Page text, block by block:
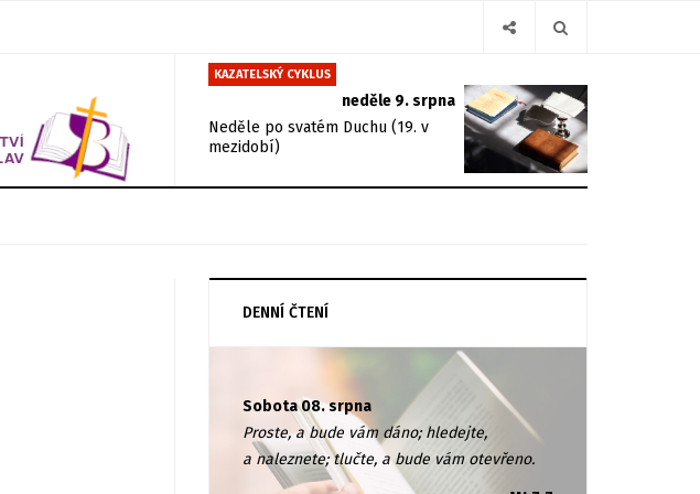
KAZATELSKÝ CYKLUS
neděle 9. srpna
Neděle po svatém Duchu (19. v
mezidobí)
DENNÍ ČTENÍ
Sobota 08. srpna
Proste, a bude vám dáno; hledejte,
a naleznete; tlučte, a bude vám otevřeno.